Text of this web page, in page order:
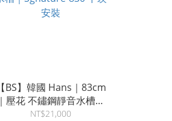
【BS】韓國 Hans｜83cm
｜壓花 不鏽鋼靜音水槽｜
Sgnature-830 下崁安裝
NT$21,000